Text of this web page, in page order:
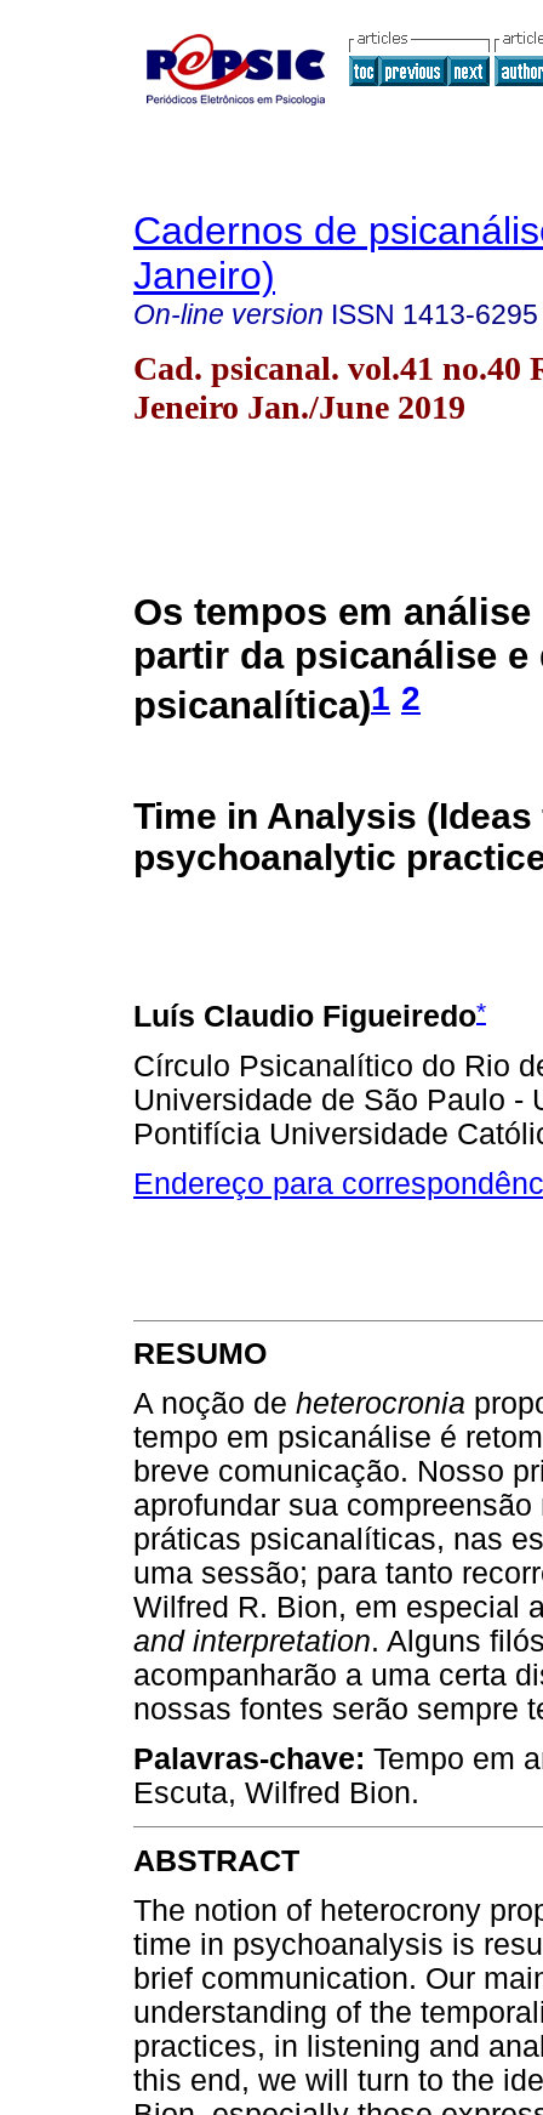
Cadernos de
Janeiro)
On-line version ISSN 1413-6295
Cad. psicanal. vol.41 no.40
Jeneiro Jan./June 2019
Os tempos em análise
partir da psicanálise e
psicanalítica)1 2
Time in Analysis
psychoanalytic
Luís Claudio Figueiredo*
Círculo Psicanalítico do Rio
Universidade de São Paulo -
Pontifícia Universidade
Endereço para
RESUMO
A noção de heterocronia
tempo em psicanálise é
breve comunicação. Nosso
aprofundar sua
práticas psicanalíticas, nas
uma sessão; para tanto
Wilfred R. Bion, em especial
and interpretation. Alguns
acompanharão a uma certa
nossas fontes serão sempre
Palavras-chave: Tempo em
Escuta, Wilfred Bion.
ABSTRACT
The notion of heterocrony
time in psychoanalysis is
brief communication. Our
understanding of the
practices, in listening and
this end, we will turn to the